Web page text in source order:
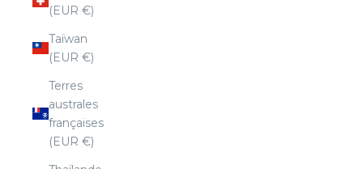
(EUR €)
Taïwan
(EUR €)
Terres
australes
françaises
(EUR €)